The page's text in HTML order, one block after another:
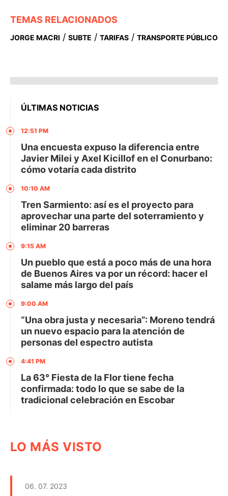
TEMAS RELACIONADOS
JORGE MACRI / SUBTE / TARIFAS / TRANSPORTE PÚBLICO
ÚLTIMAS NOTICIAS
12:51 PM
Una encuesta expuso la diferencia entre
Javier Milei y Axel Kicillof en el Conurbano:
cómo votaría cada distrito
10:10 AM
Tren Sarmiento: así es el proyecto para
aprovechar una parte del soterramiento y
eliminar 20 barreras
9:15 AM
Un pueblo que está a poco más de una hora
de Buenos Aires va por un récord: hacer el
salame más largo del país
9:00 AM
“Una obra justa y necesaria”: Moreno tendrá
un nuevo espacio para la atención de
personas del espectro autista
4:41 PM
La 63° Fiesta de la Flor tiene fecha
confirmada: todo lo que se sabe de la
tradicional celebración en Escobar
LO MÁS VISTO
06. 07. 2023